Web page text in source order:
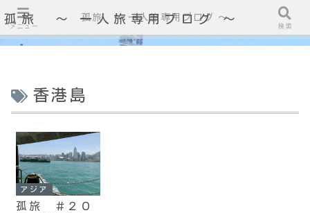
孤旅 〜 一人旅専用ブログ ～
香港島
アジア
孤旅 ＃２０
メニュー
孤旅 〜 一人旅専用ブログ ～
検索